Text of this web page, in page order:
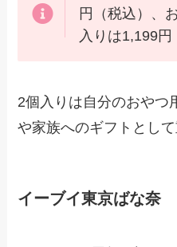
円（税込）、
入りは1,199円
2個入りは自分のおやつ
や家族へのギフトとして
イーブイ東京ばな奈